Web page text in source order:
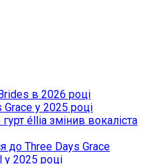
в 2026 році
у 2025 році
éllia змінив вокаліста
до Three Days Grace
2025 році